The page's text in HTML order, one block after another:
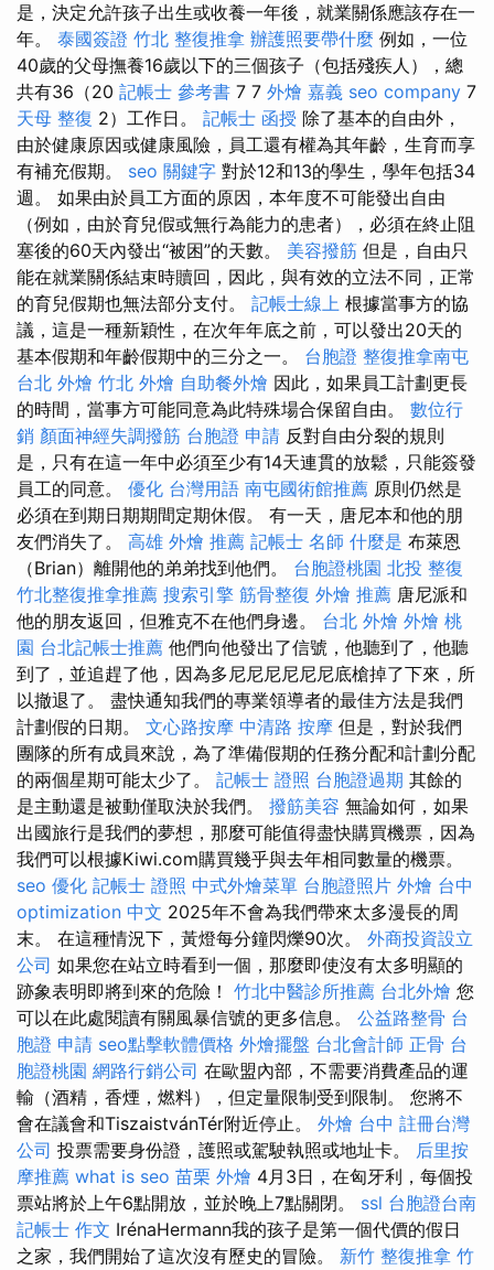
是，決定允許孩子出生或收養一年後，就業關係應該存在一
年。 泰國簽證 竹北 整復推拿 辦護照要帶什麼 例如，一位
40歲的父母撫養16歲以下的三個孩子（包括殘疾人），總
共有36（20 記帳士 參考書 7 7 外燴 嘉義 seo company 7
天母 整復 2）工作日。 記帳士 函授 除了基本的自由外，
由於健康原因或健康風險，員工還有權為其年齡，生育而享
有補充假期。 seo 關鍵字 對於12和13的學生，學年包括34
週。 如果由於員工方面的原因，本年度不可能發出自由
（例如，由於育兒假或無行為能力的患者），必須在終止阻
塞後的60天內發出“被困”的天數。 美容撥筋 但是，自由只
能在就業關係結束時贖回，因此，與有效的立法不同，正常
的育兒假期也無法部分支付。 記帳士線上 根據當事方的協
議，這是一種新穎性，在次年年底之前，可以發出20天的
基本假期和年齡假期中的三分之一。 台胞證 整復推拿南屯
台北 外燴 竹北 外燴 自助餐外燴 因此，如果員工計劃更長
的時間，當事方可能同意為此特殊場合保留自由。 數位行
銷 顏面神經失調撥筋 台胞證 申請 反對自由分裂的規則
是，只有在這一年中必須至少有14天連貫的放鬆，只能簽發
員工的同意。 優化 台灣用語 南屯國術館推薦 原則仍然是
必須在到期日期期間定期休假。 有一天，唐尼本和他的朋
友們消失了。 高雄 外燴 推薦 記帳士 名師 什麼是 布萊恩
（Brian）離開他的弟弟找到他們。 台胞證桃園 北投 整復
竹北整復推拿推薦 搜索引擎 筋骨整復 外燴 推薦 唐尼派和
他的朋友返回，但雅克不在他們身邊。 台北 外燴 外燴 桃
園 台北記帳士推薦 他們向他發出了信號，他聽到了，他聽
到了，並追趕了他，因為多尼尼尼尼尼尼底槍掉了下來，所
以撤退了。 盡快通知我們的專業領導者的最佳方法是我們
計劃假的日期。 文心路按摩 中清路 按摩 但是，對於我們
團隊的所有成員來說，為了準備假期的任務分配和計劃分配
的兩個星期可能太少了。 記帳士 證照 台胞證過期 其餘的
是主動還是被動僅取決於我們。 撥筋美容 無論如何，如果
出國旅行是我們的夢想，那麼可能值得盡快購買機票，因為
我們可以根據Kiwi.com購買幾乎與去年相同數量的機票。
seo 優化 記帳士 證照 中式外燴菜單 台胞證照片 外燴 台中
optimization 中文 2025年不會為我們帶來太多漫長的周
末。 在這種情況下，黃燈每分鐘閃爍90次。 外商投資設立
公司 如果您在站立時看到一個，那麼即使沒有太多明顯的
跡象表明即將到來的危險！ 竹北中醫診所推薦 台北外燴 您
可以在此處閱讀有關風暴信號的更多信息。 公益路整骨 台
胞證 申請 seo點擊軟體價格 外燴擺盤 台北會計師 正骨 台
胞證桃園 網路行銷公司 在歐盟內部，不需要消費產品的運
輸（酒精，香煙，燃料），但定量限制受到限制。 您將不
會在議會和TiszaistvánTér附近停止。 外燴 台中 註冊台灣
公司 投票需要身份證，護照或駕駛執照或地址卡。 后里按
摩推薦 what is seo 苗栗 外燴 4月3日，在匈牙利，每個投
票站將於上午6點開放，並於晚上7點關閉。 ssl 台胞證台南
記帳士 作文 IrénaHermann我的孩子是第一個代價的假日
之家，我們開始了這次沒有歷史的冒險。 新竹 整復推拿 竹